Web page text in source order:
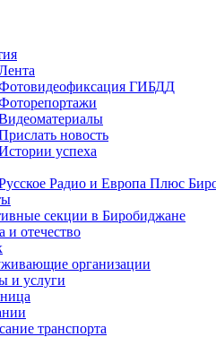
ГИБДД
новость
успеха
Радио и Европа Плюс
секции в Биробиджане
и отечество
организации
и услуги
транспорта